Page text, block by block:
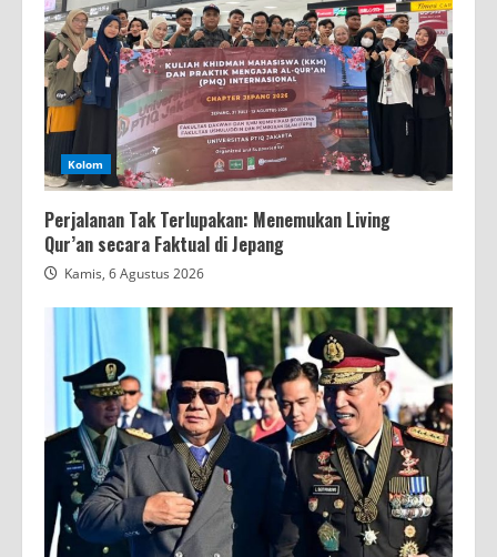
Kolom
Perjalanan Tak Terlupakan: Menemukan Living
Qur’an secara Faktual di Jepang
Kamis, 6 Agustus 2026